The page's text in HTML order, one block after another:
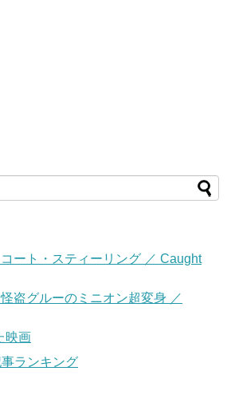
コート・スティーリング ／ Caught
怪盗グルーのミニオン超変身 ／
映画
ランキング